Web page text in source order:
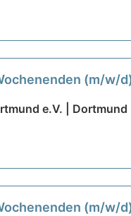
(m/w/
e.V. | Dortmund
(m/w/